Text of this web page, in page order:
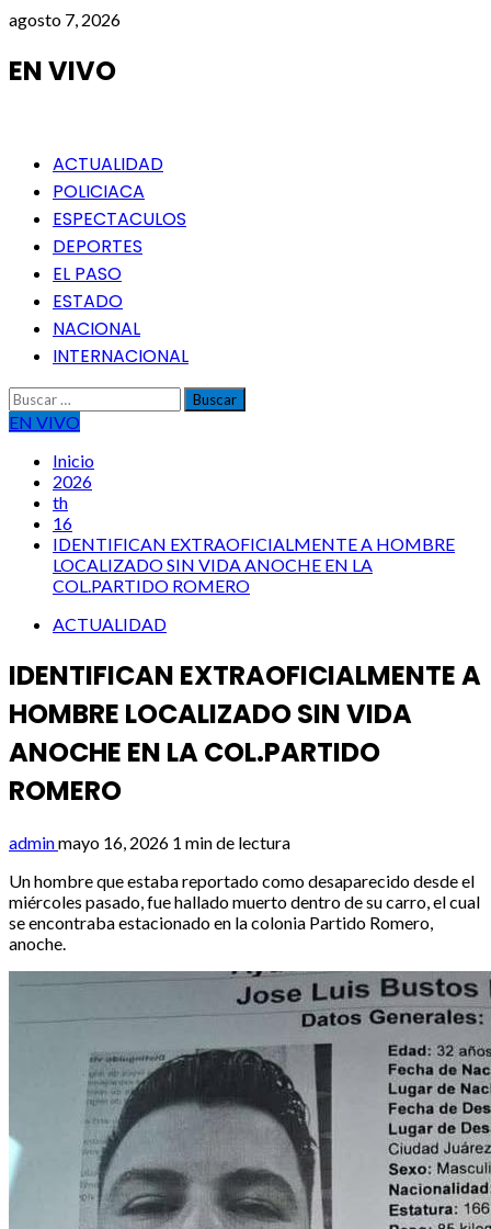
Saltar
contenido
agosto 7, 2026
EN VIVO
Menú
principal
ACTUALIDAD
POLICIACA
ESPECTACULOS
DEPORTES
EL PASO
ESTADO
NACIONAL
INTERNACIONAL
Buscar:
EN VIVO
Inicio
2026
th
16
IDENTIFICAN EXTRAOFICIALMENTE A HOMBRE
LOCALIZADO SIN VIDA ANOCHE EN LA
COL.PARTIDO ROMERO
ACTUALIDAD
IDENTIFICAN EXTRAOFICIALMENTE A
HOMBRE LOCALIZADO SIN VIDA
ANOCHE EN LA COL.PARTIDO
ROMERO
adminmayo 16, 2026 1 min de lectura
Un hombre que estaba reportado como desaparecido desde el
miércoles pasado, fue hallado muerto dentro de su carro, el cual
se encontraba estacionado en la colonia Partido Romero,
anoche.